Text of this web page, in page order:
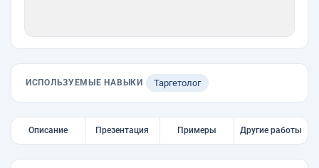
ИСПОЛЬЗУЕМЫЕ НАВЫКИ Таргетолог
Описание Презентация Примеры Другие работы